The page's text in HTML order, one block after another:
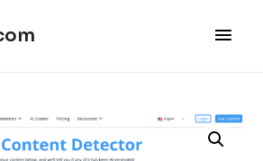
Main